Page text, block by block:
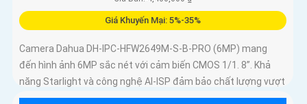
Giá Khuyến Mại: 5%-35%
Camera Dahua DH-IPC-HFW2649M-S-B-PRO (6MP) mang
đến hình ảnh 6MP sắc nét với cảm biến CMOS 1/1. 8”. Khả
năng Starlight và công nghệ AI-ISP đảm bảo chất lượng vượt
trội cả ngày lẫn đêm